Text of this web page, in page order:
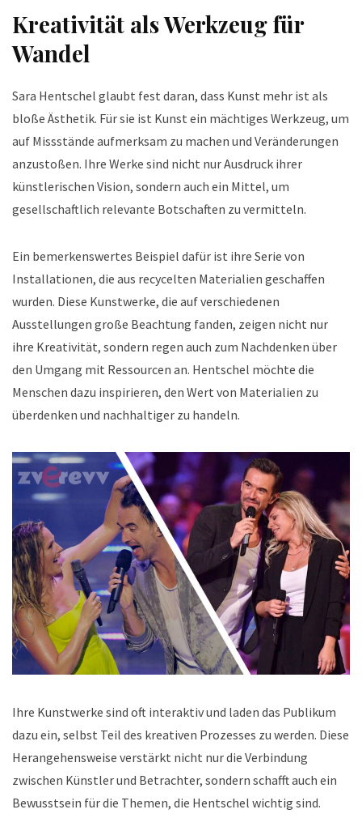
Kreativität als Werkzeug für
Wandel
Sara Hentschel glaubt fest daran, dass Kunst mehr ist als
bloße Ästhetik. Für sie ist Kunst ein mächtiges Werkzeug, um
auf Missstände aufmerksam zu machen und Veränderungen
anzustoßen. Ihre Werke sind nicht nur Ausdruck ihrer
künstlerischen Vision, sondern auch ein Mittel, um
gesellschaftlich relevante Botschaften zu vermitteln.
Ein bemerkenswertes Beispiel dafür ist ihre Serie von
Installationen, die aus recycelten Materialien geschaffen
wurden. Diese Kunstwerke, die auf verschiedenen
Ausstellungen große Beachtung fanden, zeigen nicht nur
ihre Kreativität, sondern regen auch zum Nachdenken über
den Umgang mit Ressourcen an. Hentschel möchte die
Menschen dazu inspirieren, den Wert von Materialien zu
überdenken und nachhaltiger zu handeln.
Ihre Kunstwerke sind oft interaktiv und laden das Publikum
dazu ein, selbst Teil des kreativen Prozesses zu werden. Diese
Herangehensweise verstärkt nicht nur die Verbindung
zwischen Künstler und Betrachter, sondern schafft auch ein
Bewusstsein für die Themen, die Hentschel wichtig sind.